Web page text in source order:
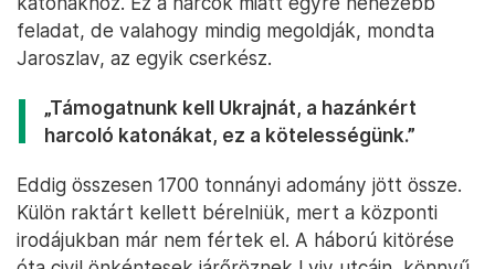
nem fogja csak úgy meghagyni Lvivet az
ukránoknak.
cserkészszövetség is, amely szintén háborús
„üzemmódra” kapcsolt. Eredetileg gyerekek
oktatásával foglalkoznak, a háború kitörése óta
viszont a hadseregnek gyűjtenek adományokat:
ruhát, hálózsákot, tartós élelmiszert, katonai
felszerelést, gyógyszereket juttatnak el a Kijevben,